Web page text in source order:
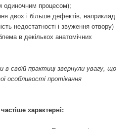
одиночним процесом);
двох і більше дефектів, наприклад
недостатності і звуження отвору)
в декількох анатомічних
в своїй практиці звернули увагу, що
особливості протікання
характерні: